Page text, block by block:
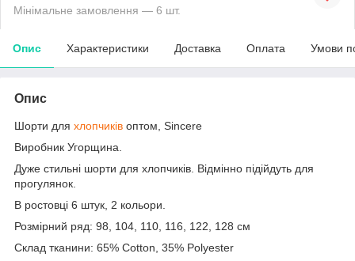
Мінімальне замовлення — 6 шт.
Опис Характеристики Доставка Оплата Умови
Опис
Шорти для хлопчиків оптом, Sincere
Виробник Угорщина.
Дуже стильні шорти для хлопчиків. Відмінно підійдуть для
прогулянок.
В ростовці 6 штук, 2 кольори.
Розмірний ряд: 98, 104, 110, 116, 122, 128 см
Склад тканини: 65% Cotton, 35% Polyester